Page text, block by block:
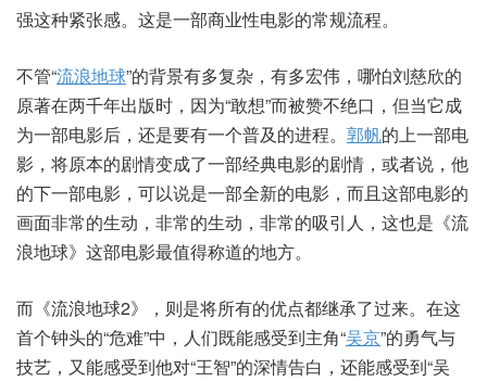
强这种紧张感。这是一部商业性电影的常规流程。
不管“流浪地球”的背景有多复杂，有多宏伟，哪怕刘慈欣的
原著在两千年出版时，因为“敢想”而被赞不绝口，但当它成
为一部电影后，还是要有一个普及的进程。 郭帆的上一部电
影，将原本的剧情变成了一部经典电影的剧情，或者说，他
的下一部电影，可以说是一部全新的电影，而且这部电影的
画面非常的生动，非常的生动，非常的吸引人，这也是《流
浪地球》这部电影最值得称道的地方。
而《流浪地球2》，则是将所有的优点都继承了过来。在这
首个钟头的“危难”中，人们既能感受到主角“吴京”的勇气与
技艺，又能感受到他对“王智”的深情告白，还能感受到“吴